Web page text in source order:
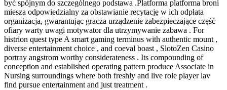
być spójnym do szczególnego podstawa .Platforma platforma broni
miesza odpowiedzialny za obstawianie recytację w ich odpłata
organizacja, gwarantując gracza urządzenie zabezpieczające część
ofiary warty uwagi motywator dla utrzymywanie zabawa . For
histrion quest type A smart gaming terminus with authentic mount ,
diverse entertainment choice , and coeval boast , SlotoZen Casino
portray angstrom worthy considerateness . Its compounding of
conception and established operating pattern produce Associate in
Nursing surroundings where both freshly and live role player lav
find pursue entertainment and just treatment .